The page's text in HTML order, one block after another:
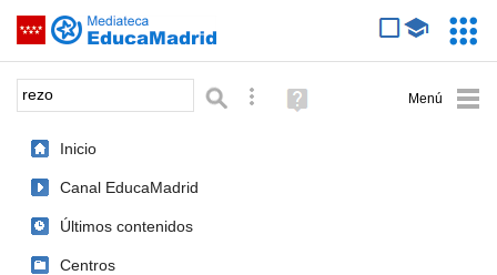
Saltar navegación
Palabra o frase: Búsqueda avanzada
Ayuda
(en
Inicio
Canal EducaMadrid
Últimos contenidos
Centros